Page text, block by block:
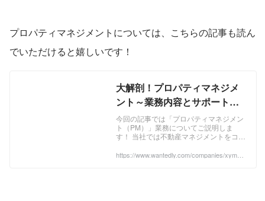
プロパティマネジメントについては、こちらの記事も読ん
でいただけると嬉しいです！
大解剖！プロパティマネジメ
ント～業務内容とサポート体
制編～ | business
今回の記事では「プロパティマネジメン
ト（PM）」業務についてご説明しま
す！ 当社では不動産マネジメントをコア
しておりますが、なにしろ未経験の方か
https://www.wantedly.com/companies/xymax/